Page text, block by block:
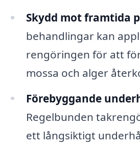
Skydd mot framtida
behandlingar kan
rengöringen för att
mossa och alger
Förebyggande
Regelbunden
ett långsiktigt